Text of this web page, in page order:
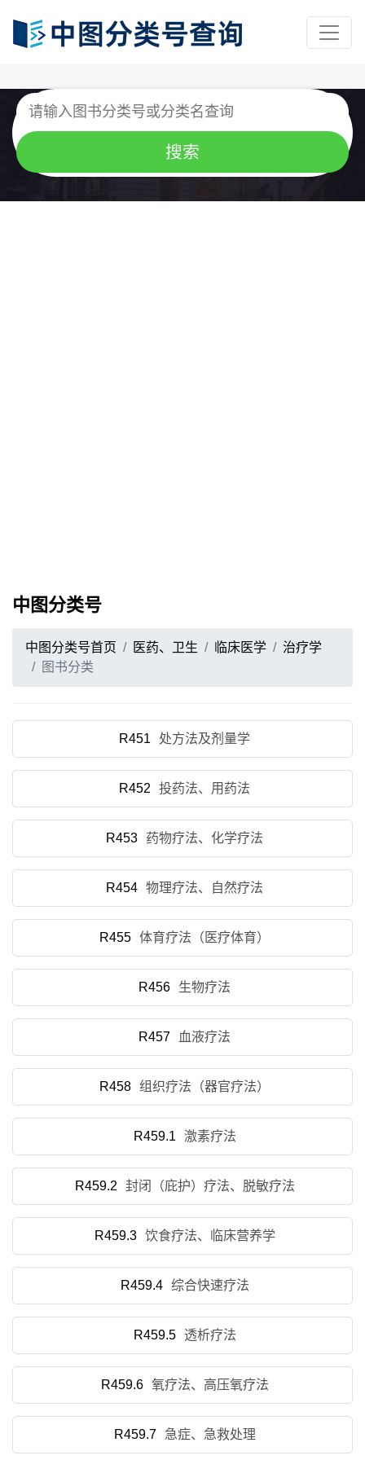
中图分类号
中图分类号首页 医药、卫生 临床医学
治疗学
图书分类
R451 处方法及剂量学
R452 投药法、用药法
R453 药物疗法、化学疗法
R454 物理疗法、自然疗法
R455 体育疗法（医疗体育）
R456 生物疗法
R457 血液疗法
R458 组织疗法（器官疗法）
R459.1 激素疗法
R459.2 封闭（庇护）疗法、脱敏疗法
R459.3 饮食疗法、临床营养学
R459.4 综合快速疗法
R459.5 透析疗法
R459.6 氧疗法、高压氧疗法
R459.7 急症、急救处理